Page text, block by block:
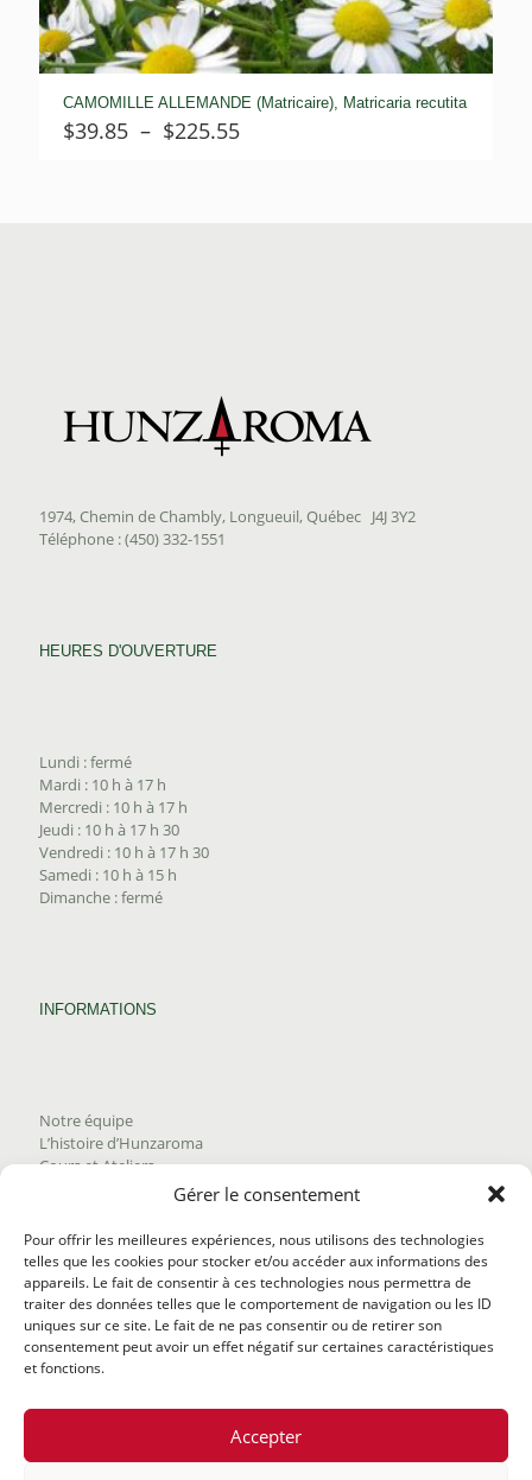
Gérer le consentement
Pour offrir les meilleures expériences, nous utilisons des technologies
telles que les cookies pour stocker et/ou accéder aux informations des
appareils. Le fait de consentir à ces technologies nous permettra de
traiter des données telles que le comportement de navigation ou les ID
uniques sur ce site. Le fait de ne pas consentir ou de retirer son
consentement peut avoir un effet négatif sur certaines caractéristiques
et fonctions.
Accepter
CAMOMILLE ALLEMANDE (Matricaire), Matricaria recutita
$39.85 – $225.55Plage
1974, Chemin de Chambly, Longueuil, Québec J4J 3Y2
Téléphone : (450) 332-1551
HEURES D'OUVERTURE
Lundi : fermé
Mardi : 10 h à 17 h
Mercredi : 10 h à 17 h
Jeudi : 10 h à 17 h 30
Vendredi : 10 h à 17 h 30
Samedi : 10 h à 15 h
Dimanche : fermé
INFORMATIONS
Notre équipe
L’histoire d’Hunzaroma
Cours et Ateliers
Trouver nos produits
Politique de frais d'envoi
Termes et conditions
Politique de remboursement